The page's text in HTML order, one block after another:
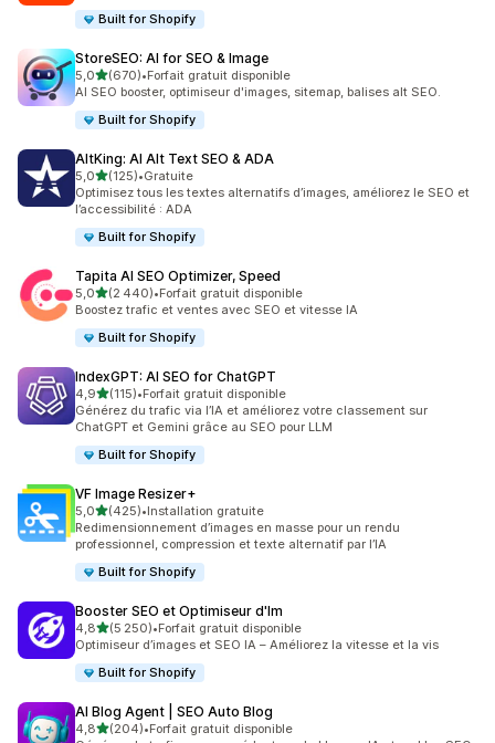
Built for Shopify
StoreSEO: AI for SEO & Image
5,0étoile(s) sur 5
(670)
670 avis au total
•Forfait gratuit disponible
AI SEO booster, optimiseur d'images, sitemap, balises alt SEO.
Built for Shopify
AltKing: AI Alt Text SEO & ADA
5,0étoile(s) sur 5
(125)
125 avis au total
•Gratuite
Optimisez tous les textes alternatifs d’images, améliorez le SEO et
l’accessibilité : ADA
Built for Shopify
Tapita AI SEO Optimizer, Speed
5,0étoile(s) sur 5
(2 440)
2440 avis au total
•Forfait gratuit disponible
Boostez trafic et ventes avec SEO et vitesse IA
Built for Shopify
IndexGPT: AI SEO for ChatGPT
4,9étoile(s) sur 5
(115)
115 avis au total
•Forfait gratuit disponible
Générez du trafic via l’IA et améliorez votre classement sur
ChatGPT et Gemini grâce au SEO pour LLM
Built for Shopify
VF Image Resizer+
5,0étoile(s) sur 5
(425)
425 avis au total
•Installation gratuite
Redimensionnement d’images en masse pour un rendu
professionnel, compression et texte alternatif par l’IA
Built for Shopify
Booster SEO et Optimiseur d'Im
4,8étoile(s) sur 5
(5 250)
5250 avis au total
•Forfait gratuit disponible
Optimiseur d’images et SEO IA – Améliorez la vitesse et la vis
Built for Shopify
AI Blog Agent | SEO Auto Blog
4,8étoile(s) sur 5
(204)
204 avis au total
•Forfait gratuit disponible